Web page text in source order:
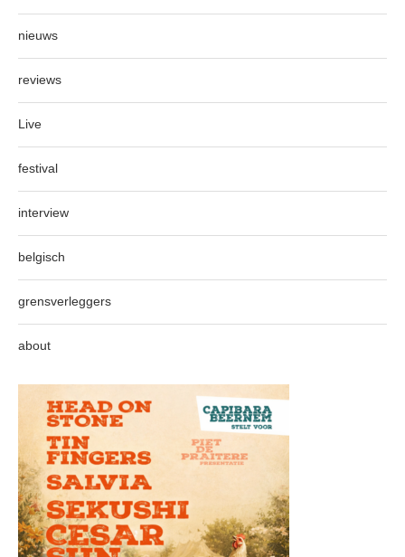
nieuws
reviews
Live
festival
interview
belgisch
grensverleggers
about